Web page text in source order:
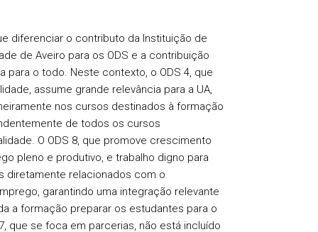
diferenciar o contributo da Instituição de
de Aveiro para os ODS e a contribuição
para o todo. Neste contexto, o ODS 4, que
assume grande relevância para a UA,
nos cursos destinados à formação
de todos os cursos
O ODS 8, que promove crescimento
pleno e produtivo, e trabalho digno para
diretamente relacionados com o
garantindo uma integração relevante
a formação preparar os estudantes para o
que se foca em parcerias, não está incluído